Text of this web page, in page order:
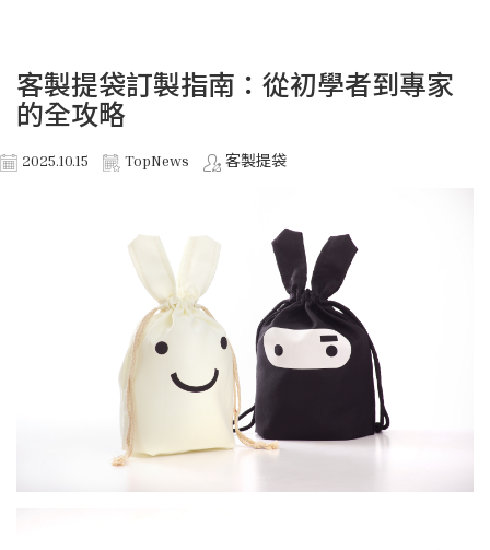
客製提袋訂製指南：從初學者到專家
的全攻略
2025.10.15 TopNews 客製提袋